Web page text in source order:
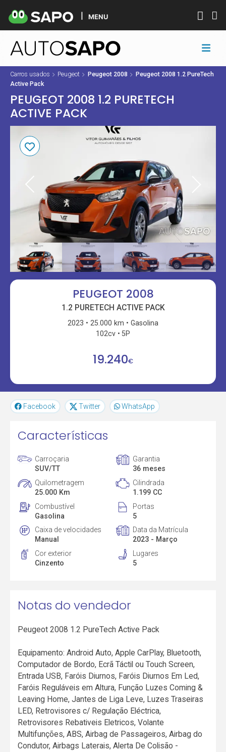
MENU
Carros usados Peugeot Peugeot 2008
Peugeot 2008 1.2 PureTech
Active Pack
PEUGEOT 2008 1.2 PURETECH
ACTIVE PACK
PEUGEOT 2008
1.2 PURETECH ACTIVE PACK
2023 25.000 km
Gasolina
102cv
5P
19.240€
Facebook Twitter WhatsApp
Características
Carroçaria
SUV/TT
Garantia
36 meses
Quilometragem
25.000 Km
Cilindrada
1.199 CC
Combustível
Gasolina
Portas
5
Caixa de velocidades
Manual
Data da Matrícula
2023 - Março
Cor exterior
Cinzento
Lugares
5
Notas do vendedor
Peugeot 2008 1.2 PureTech Active Pack
Equipamento: Android Auto, Apple CarPlay, Bluetooth,
Computador de Bordo, Ecrã Táctil ou Touch Screen,
Entrada USB, Faróis Diurnos, Faróis Diurnos Em Led,
Faróis Reguláveis em Altura, Função Luzes Coming &
Leaving Home, Jantes de Liga Leve, Luzes Traseiras
LED, Retrovisores c/ Regulação Eléctrica,
Retrovisores Rebativeis Eletricos, Volante
Multifunções, ABS, Airbag de Passageiros, Airbag do
Condutor, Airbags Laterais, Alerta De Colisão -